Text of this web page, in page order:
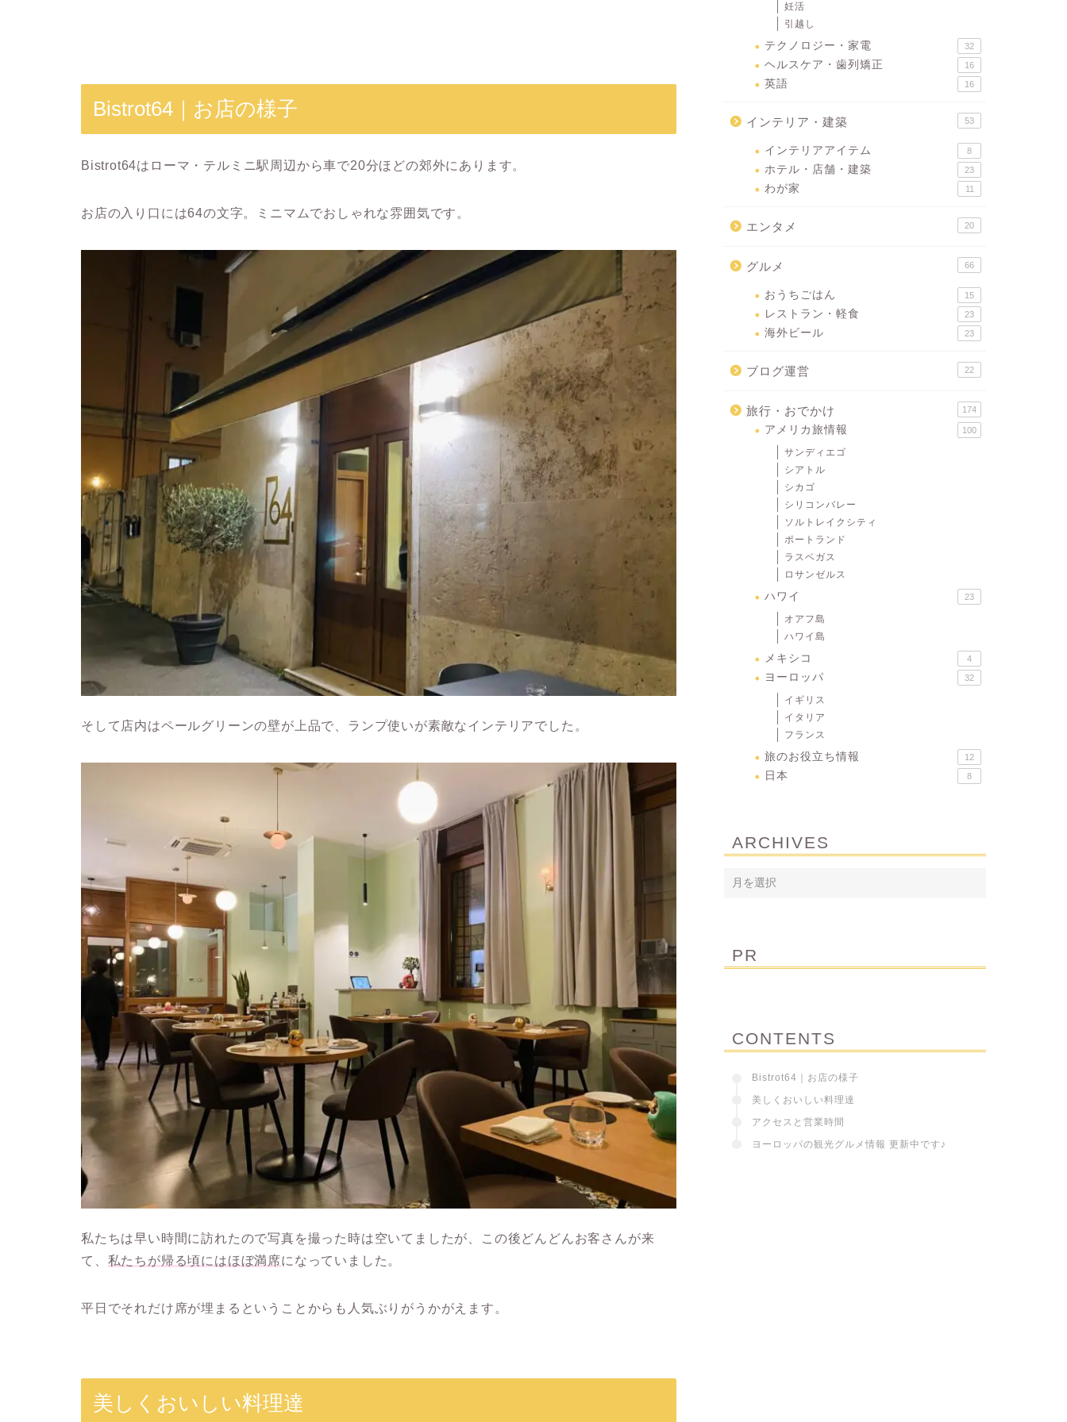
Bistrot64｜お店の様子
Bistrot64はローマ・テルミニ駅周辺から車で20分ほどの郊外にあります。
お店の入り口には64の文字。ミニマムでおしゃれな雰囲気です。
そして店内はペールグリーンの壁が上品で、ランプ使いが素敵なインテリアでした。
私たちは早い時間に訪れたので写真を撮った時は空いてましたが、この後どんどんお客さんが来
て、 私たちが帰る頃にはほぼ満席になっていました。
平日でそれだけ席が埋まるということからも人気ぶりがうかがえます。
美しくおいしい料理達
妊活
引越し
テクノロジー・家電 32
ヘルスケア・歯列矯正 16
英語 16
インテリア・建築 53
インテリアアイテム 8
ホテル・店舗・建築 23
わが家 11
エンタメ 20
グルメ 66
おうちごはん 15
レストラン・軽食 23
海外ビール 23
ブログ運営 22
旅行・おでかけ 174
アメリカ旅情報 100
サンディエゴ
シアトル
シカゴ
シリコンバレー
ソルトレイクシティ
ポートランド
ラスベガス
ロサンゼルス
ハワイ 23
オアフ島
ハワイ島
メキシコ 4
ヨーロッパ 32
イギリス
イタリア
フランス
旅のお役立ち情報 12
日本 8
ARCHIVES
PR